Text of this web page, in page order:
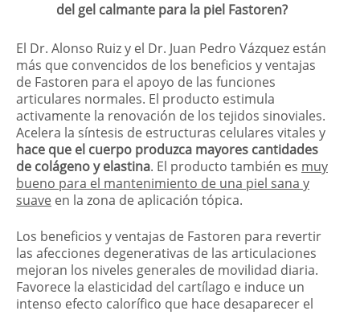
del gel calmante para la piel Fastoren?
El Dr. Alonso Ruiz y el Dr. Juan Pedro Vázquez están
más que convencidos de los beneficios y ventajas
de Fastoren para el apoyo de las funciones
articulares normales. El producto estimula
activamente la renovación de los tejidos sinoviales.
Acelera la síntesis de estructuras celulares vitales y
hace que el cuerpo produzca mayores cantidades
de colágeno y elastina. El producto también es muy
bueno para el mantenimiento de una piel sana y
suave en la zona de aplicación tópica.
Los beneficios y ventajas de Fastoren para revertir
las afecciones degenerativas de las articulaciones
mejoran los niveles generales de movilidad diaria.
Favorece la elasticidad del cartílago e induce un
intenso efecto calorífico que hace desaparecer el